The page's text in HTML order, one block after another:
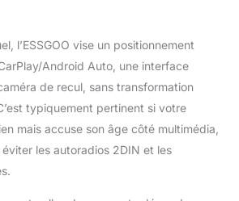
offrons un support
après-vente dédié de 2
ans, comprenant une
assistance complète
telle que des conseils
d'installation, des
réponses aux
questions d'utilisation
l’ESSGOO vise un positionnement
Android Auto, une interface
de recul, sans transformation
typiquement pertinent si votre
mais accuse son âge côté multimédia,
les autoradios 2DIN et les